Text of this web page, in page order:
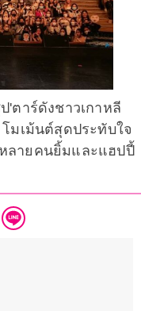
ตาร์ดังชาวเกาหลี
มเม้นต์สุดประทับใจ
ลายคนยิ้มและแฮปปี้